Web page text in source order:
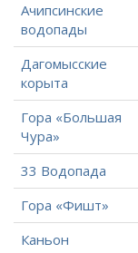
Ачипсинские
водопады
Дагомысские
корыта
Гора «Большая
Чура»
33 Водопада
Гора «Фишт»
Каньон